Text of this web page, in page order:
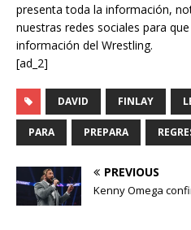
presenta toda la información,
nuestras redes sociales para
información del Wrestling.
[ad_2]
DAVID FINLAY
PARA PREPARA
PREVIOUS
Kenny Omega